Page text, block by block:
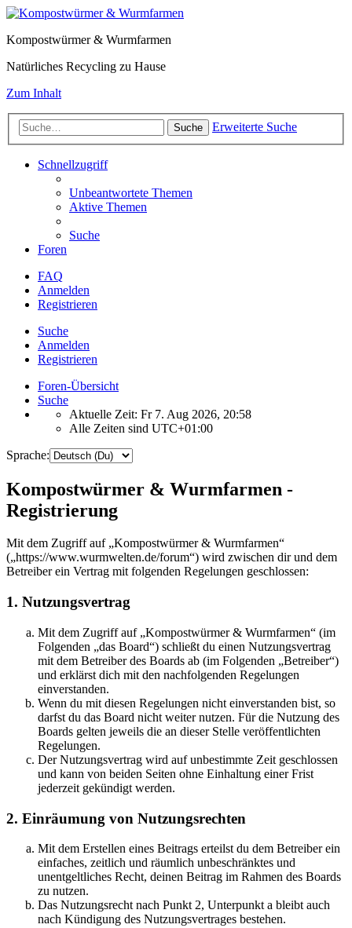
Kompostwürmer & Wurmfarmen
Natürliches Recycling zu Hause
Zum Inhalt
Suche Erweiterte Suche
Schnellzugriff
Unbeantwortete Themen
Aktive Themen
Suche
Foren
FAQ
Anmelden
Registrieren
Suche
Anmelden
Registrieren
Foren-Übersicht
Suche
Aktuelle Zeit: Fr 7. Aug 2026, 20:58
Alle Zeiten sind UTC+01:00
Sprache:
Kompostwürmer & Wurmfarmen -
Registrierung
Mit dem Zugriff auf „Kompostwürmer & Wurmfarmen“
(„https://www.wurmwelten.de/forum“) wird zwischen dir und dem
Betreiber ein Vertrag mit folgenden Regelungen geschlossen:
1. Nutzungsvertrag
Mit dem Zugriff auf „Kompostwürmer & Wurmfarmen“ (im
Folgenden „das Board“) schließt du einen Nutzungsvertrag
mit dem Betreiber des Boards ab (im Folgenden „Betreiber“)
und erklärst dich mit den nachfolgenden Regelungen
einverstanden.
Wenn du mit diesen Regelungen nicht einverstanden bist, so
darfst du das Board nicht weiter nutzen. Für die Nutzung des
Boards gelten jeweils die an dieser Stelle veröffentlichten
Regelungen.
Der Nutzungsvertrag wird auf unbestimmte Zeit geschlossen
und kann von beiden Seiten ohne Einhaltung einer Frist
jederzeit gekündigt werden.
2. Einräumung von Nutzungsrechten
Mit dem Erstellen eines Beitrags erteilst du dem Betreiber ein
einfaches, zeitlich und räumlich unbeschränktes und
unentgeltliches Recht, deinen Beitrag im Rahmen des Boards
zu nutzen.
Das Nutzungsrecht nach Punkt 2, Unterpunkt a bleibt auch
nach Kündigung des Nutzungsvertrages bestehen.